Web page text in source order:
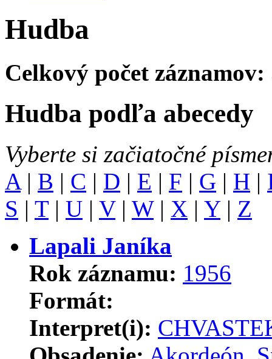
Hudba
Celkový počet záznamov:
Hudba podľa abecedy
Vyberte si začiatočné
A | B | C | D | E | F | G | H |
S | T| U | V| W| X | Y| Z
Lapali Janíka
Rok záznamu: 1956
Formát:
Interpret(i):